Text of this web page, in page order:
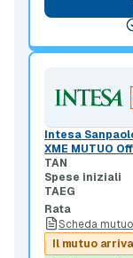
Intesa
XME MUTUO
TAN
Spese iniziali
TAEG
Rata
Scheda
Il mutuo